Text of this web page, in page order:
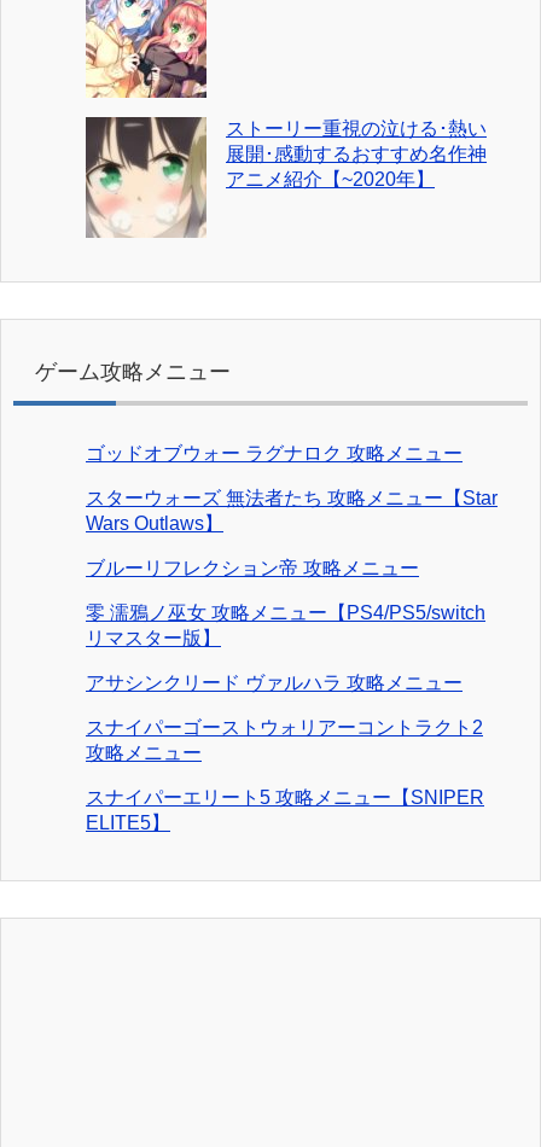
ストーリー重視の泣ける･熱い
展開･感動するおすすめ名作神
アニメ紹介【~2020年】
ゲーム攻略メニュー
ゴッドオブウォー ラグナロク 攻略メニュー
スターウォーズ 無法者たち 攻略メニュー【Star
Wars Outlaws】
ブルーリフレクション帝 攻略メニュー
零 濡鴉ノ巫女 攻略メニュー【PS4/PS5/switch
リマスター版】
アサシンクリード ヴァルハラ 攻略メニュー
スナイパーゴーストウォリアーコントラクト2
攻略メニュー
スナイパーエリート5 攻略メニュー【SNIPER
ELITE5】